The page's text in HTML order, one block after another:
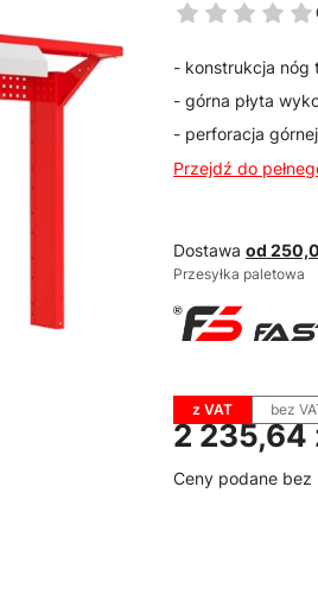
- konstrukcja nóg
- górna płyta
- perforacja
Przejdź do
Dostawa od
Przesyłka paletowa
z VAT bez
Cena
2 235,64
Ceny podane